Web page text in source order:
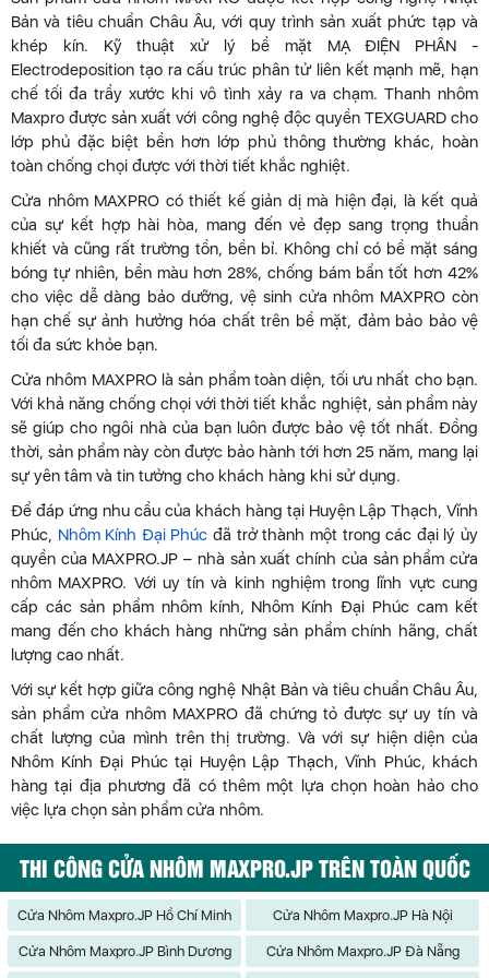
Bản và tiêu chuẩn Châu Âu, với quy trình sản xuất phức tạp và
khép kín. Kỹ thuật xử lý bề mặt MẠ ĐIỆN PHÂN -
Electrodeposition tạo ra cấu trúc phân tử liên kết mạnh mẽ, hạn
chế tối đa trầy xước khi vô tình xảy ra va chạm. Thanh nhôm
Maxpro được sản xuất với công nghệ độc quyền TEXGUARD cho
lớp phủ đặc biệt bền hơn lớp phủ thông thường khác, hoàn
toàn chống chọi được với thời tiết khắc nghiệt.
Cửa nhôm MAXPRO có thiết kế giản dị mà hiện đại, là kết quả
của sự kết hợp hài hòa, mang đến vẻ đẹp sang trọng thuần
khiết và cũng rất trường tồn, bền bỉ. Không chỉ có bề mặt sáng
bóng tự nhiên, bền màu hơn 28%, chống bám bẩn tốt hơn 42%
cho việc dễ dàng bảo dưỡng, vệ sinh cửa nhôm MAXPRO còn
hạn chế sự ảnh hưởng hóa chất trên bề mặt, đảm bảo bảo vệ
tối đa sức khỏe bạn.
Cửa nhôm MAXPRO là sản phẩm toàn diện, tối ưu nhất cho bạn.
Với khả năng chống chọi với thời tiết khắc nghiệt, sản phẩm này
sẽ giúp cho ngôi nhà của bạn luôn được bảo vệ tốt nhất. Đồng
thời, sản phẩm này còn được bảo hành tới hơn 25 năm, mang lại
sự yên tâm và tin tưởng cho khách hàng khi sử dụng.
Để đáp ứng nhu cầu của khách hàng tại Huyện Lập Thạch, Vĩnh
Phúc, Nhôm Kính Đại Phúc đã trở thành một trong các đại lý ủy
quyền của MAXPRO.JP – nhà sản xuất chính của sản phẩm cửa
nhôm MAXPRO. Với uy tín và kinh nghiệm trong lĩnh vực cung
cấp các sản phẩm nhôm kính, Nhôm Kính Đại Phúc cam kết
mang đến cho khách hàng những sản phẩm chính hãng, chất
lượng cao nhất.
Với sự kết hợp giữa công nghệ Nhật Bản và tiêu chuẩn Châu Âu,
sản phẩm cửa nhôm MAXPRO đã chứng tỏ được sự uy tín và
chất lượng của mình trên thị trường. Và với sự hiện diện của
Nhôm Kính Đại Phúc tại Huyện Lập Thạch, Vĩnh Phúc, khách
hàng tại địa phương đã có thêm một lựa chọn hoàn hảo cho
việc lựa chọn sản phẩm cửa nhôm.
THI CÔNG CỬA NHÔM MAXPRO.JP TRÊN TOÀN QUỐC
Cửa Nhôm Maxpro.JP Hồ Chí Minh Cửa Nhôm Maxpro.JP Hà Nội
Cửa Nhôm Maxpro.JP Bình Dương Cửa Nhôm Maxpro.JP Đà Nẵng